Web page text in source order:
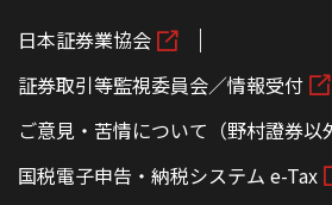
日本証券業協会
証券取引等監視委員会／情報受付
ご意見・苦情について（野村證券以
国税電子申告・納税システム e-Tax